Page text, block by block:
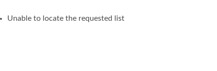
Unable to locate the requested list